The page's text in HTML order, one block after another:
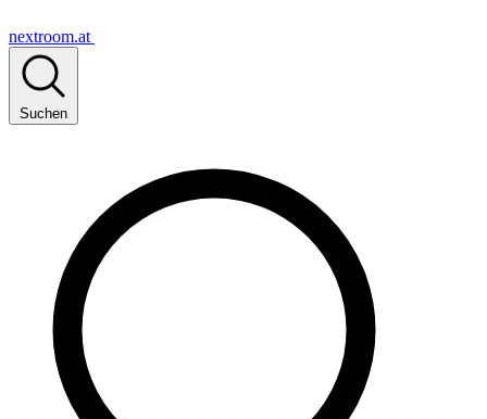
nextroom.at
Suchen